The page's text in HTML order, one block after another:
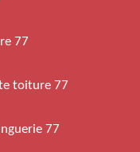
77
toiture 77
77